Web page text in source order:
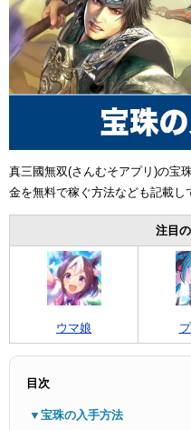
真三國無双(さんむそアプリ)の宝
金を無料で稼ぐ方法なども記載し
注目
ウマ娘
目次
▼宝珠の入手方法